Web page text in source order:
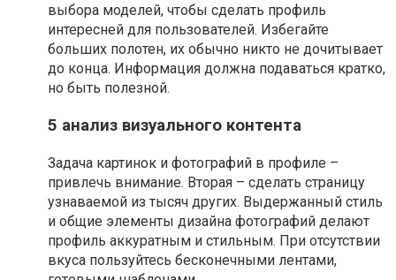
выбора моделей, чтобы сделать профиль
интересней для пользователей. Избегайте
больших полотен, их обычно никто не дочитывает
до конца. Информация должна подаваться кратко,
но быть полезной.
5 анализ визуального контента
Задача картинок и фотографий в профиле –
привлечь внимание. Вторая – сделать страницу
узнаваемой из тысяч других. Выдержанный стиль
и общие элементы дизайна фотографий делают
профиль аккуратным и стильным. При отсутствии
вкуса пользуйтесь бесконечными лентами,